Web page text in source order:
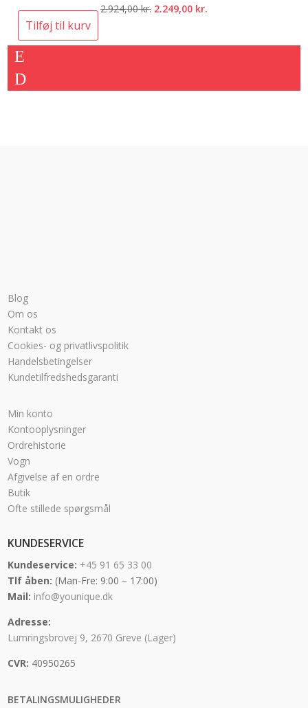
2.924,00kr. Den
2.249,00 kr.
Tilføj til kurv
Blog
Om os
Kontakt os
Cookies- og privatlivspolitik
Handelsbetingelser
Kundetilfredshedsgaranti
Min konto
Kontooplysninger
Ordrehistorie
Vogn
Afgivelse af en ordre
Butik
Ofte stillede spørgsmål
KUNDESERVICE
Kundeservice: +45 91 65 33 00
Tlf åben: (Man-Fre: 9:00 – 17:00)
Mail: info@younique.dk
Adresse:
Lumringsbrovej 9, 2670 Greve (Lager)
CVR: 40950265
BETALINGSMULIGHEDER